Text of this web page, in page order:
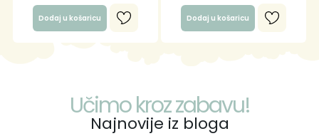
Dodaj u košaricu Dodaj u košaricu
Učimo kroz zabavu!
Najnovije iz bloga